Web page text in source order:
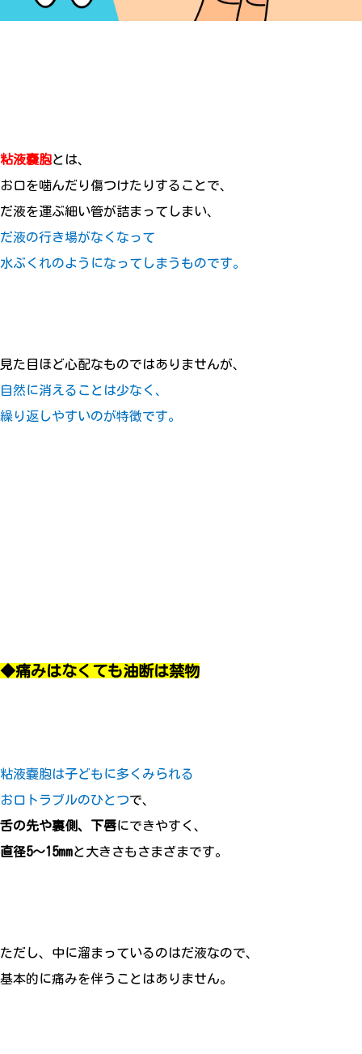
粘液嚢胞とは、
お口を噛んだり傷つけたりすることで、
だ液を運ぶ細い管が詰まってしまい、
だ液の行き場がなくなって
水ぶくれのようになってしまうものです。
見た目ほど心配なものではありませんが、
自然に消えることは少なく、
繰り返しやすいのが特徴です。
◆痛みはなくても油断は禁物
粘液嚢胞は子どもに多くみられる
お口トラブルのひとつで、
舌の先や裏側、下唇にできやすく、
直径5～15mmと大きさもさまざまです。
ただし、中に溜まっているのはだ液なので、
基本的に痛みを伴うことはありません。